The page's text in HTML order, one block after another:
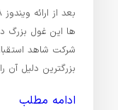
ها این غول بزرگ
بزرگترین دلیل آن
ادامه مطلب